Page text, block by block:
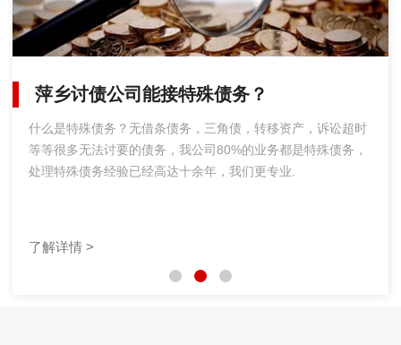
萍乡讨债公司能接特殊债务？
什么是特殊债务？无借条债务，三角债，转移资产，诉讼超时
等等很多无法讨要的债务，我公司80%的业务都是特殊债务，
处理特殊债务经验已经高达十余年，我们更专业.
了解详情 >